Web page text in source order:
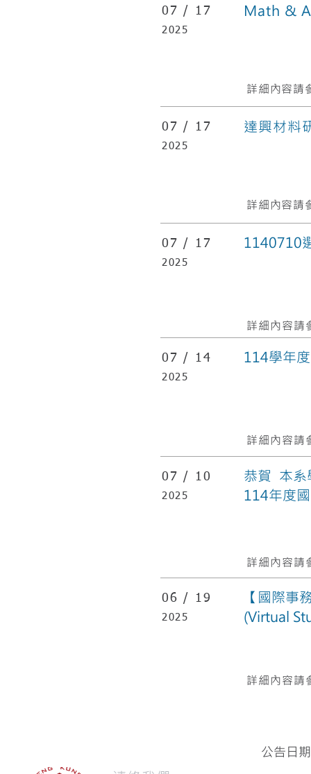
07 / 17
2025
Math &
詳細內容請
07 / 17
2025
達興材料
詳細內容請
07 / 17
2025
1140710
詳細內容請
07 / 14
2025
114學年
詳細內容請
07 / 10
2025
恭賀 本系
114年度
詳細內容請
06 / 19
2025
【國際事
(Virtual
詳細內容請
公告日